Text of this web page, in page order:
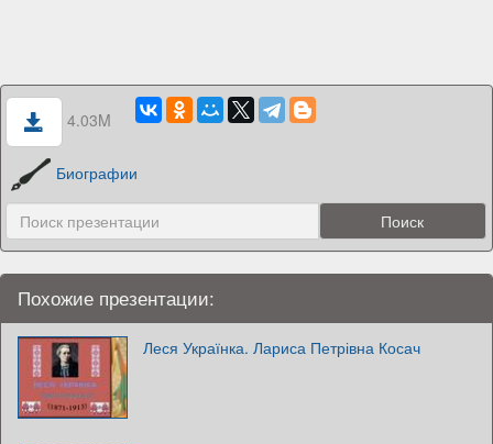
4.03M
Биографии
Похожие презентации:
Леся Українка. Лариса Петрівна Косач